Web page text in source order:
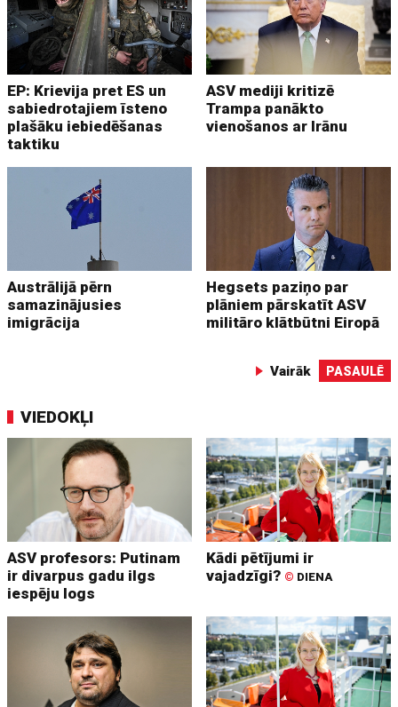
EP: Krievija pret ES un
sabiedrotajiem īsteno
plašāku iebiedēšanas
taktiku
ASV mediji kritizē
Trampa panākto
vienošanos ar Irānu
Austrālijā pērn
samazinājusies
imigrācija
Hegsets paziņo par
plāniem pārskatīt ASV
militāro klātbūtni Eiropā
Vairāk PASAULĒ
VIEDOKĻI
ASV profesors: Putinam
ir divarpus gadu ilgs
iespēju logs
Kādi pētījumi ir
vajadzīgi? © DIENA